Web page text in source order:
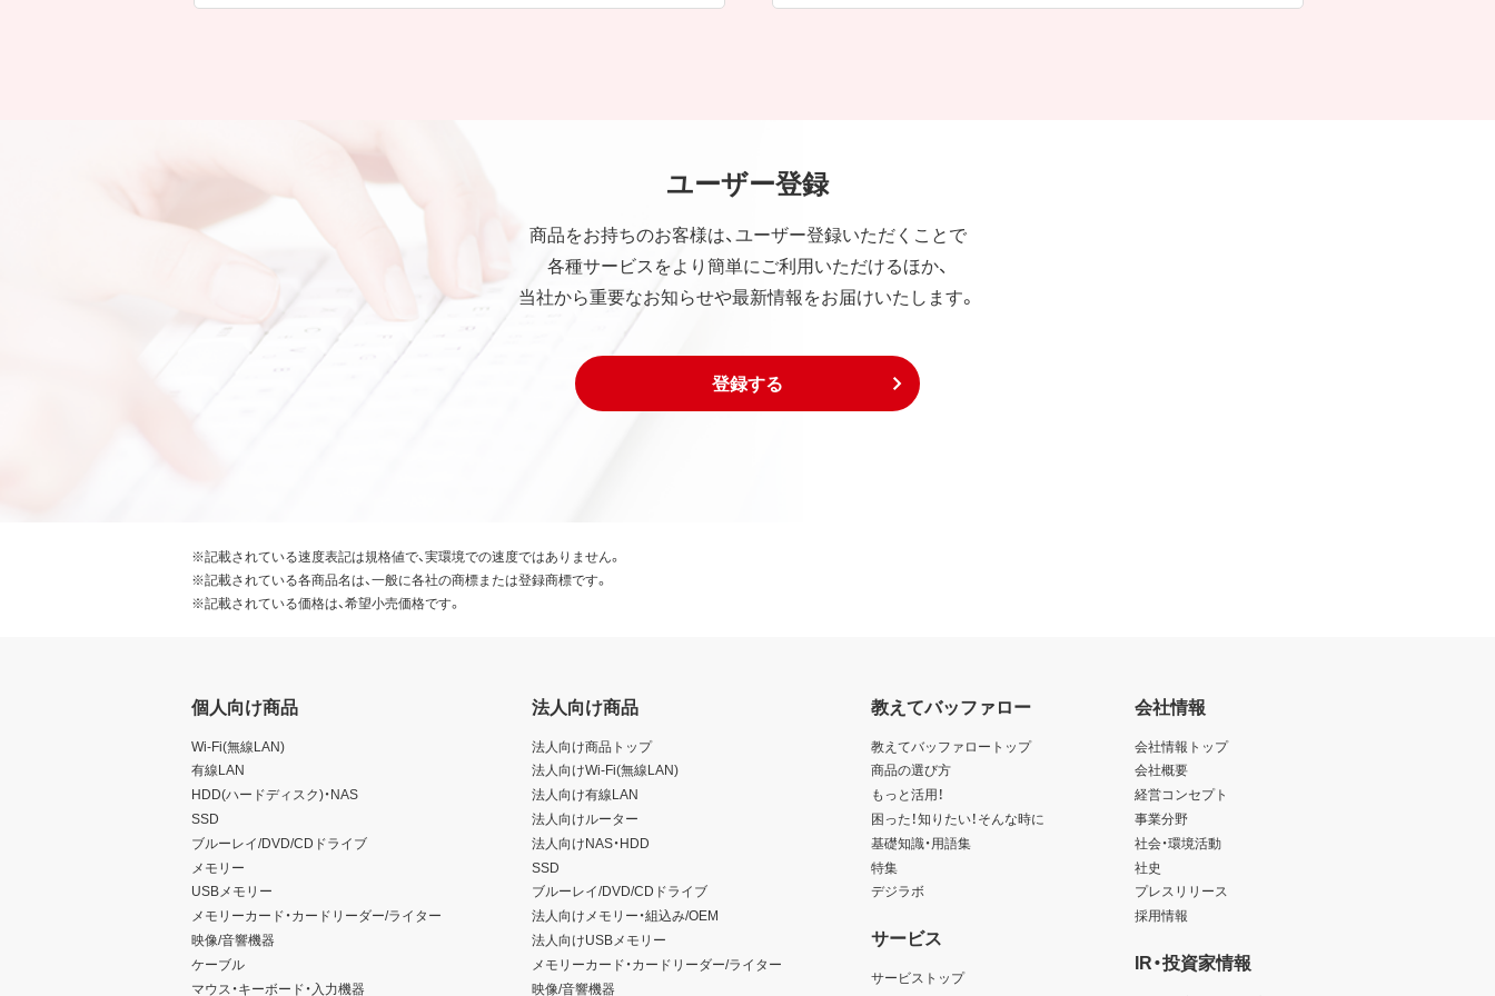
ユーザー登録
商品をお持ちのお客様は、ユーザー登録いただくことで
各種サービスをより簡単にご利用いただけるほか、
当社から重要なお知らせや最新情報をお届けいたします。
登録する
※記載されている速度表記は規格値で、実環境での速度ではありません。
※記載されている各商品名は、一般に各社の商標または登録商標です。
※記載されている価格は、希望小売価格です。
個人向け商品
Wi-Fi(無線LAN)
有線LAN
HDD(ハードディスク)・NAS
SSD
ブルーレイ/DVD/CDドライブ
メモリー
USBメモリー
メモリーカード・カードリーダー/ライター
映像/音響機器
ケーブル
マウス・キーボード・入力機器
法人向け商品
法人向け商品トップ
法人向けWi-Fi(無線LAN)
法人向け有線LAN
法人向けルーター
法人向けNAS・HDD
SSD
ブルーレイ/DVD/CDドライブ
法人向けメモリー・組込み/OEM
法人向けUSBメモリー
メモリーカード・カードリーダー/ライター
映像/音響機器
教えてバッファロー
教えてバッファロートップ
商品の選び方
もっと活用！
困った！知りたい！そんな時に
基礎知識・用語集
特集
デジラボ
サービス
サービストップ
会社情報
会社情報トップ
会社概要
経営コンセプト
事業分野
社会・環境活動
社史
プレスリリース
採用情報
IR・投資家情報